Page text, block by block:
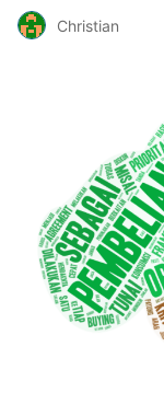
Christian